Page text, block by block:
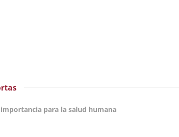
para la salud humana